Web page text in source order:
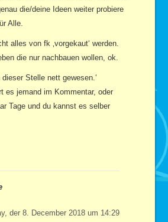
die/deine Ideen weiter probiere
Alle.
alles von fk ‚vorgekaut‘ werden.
die nur nachbauen wollen, ok.
dieser Stelle nett gewesen.‘
es jemand im Kommentar, oder
Tage und du kannst es selber
der 8. December 2018 um 14:29